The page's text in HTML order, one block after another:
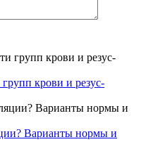
крови и резус-
Варианты нормы и